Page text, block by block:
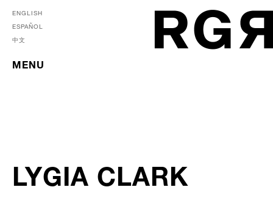
ENGLISH
ESPAÑOL
中文
MENU
LYGIA CLARK